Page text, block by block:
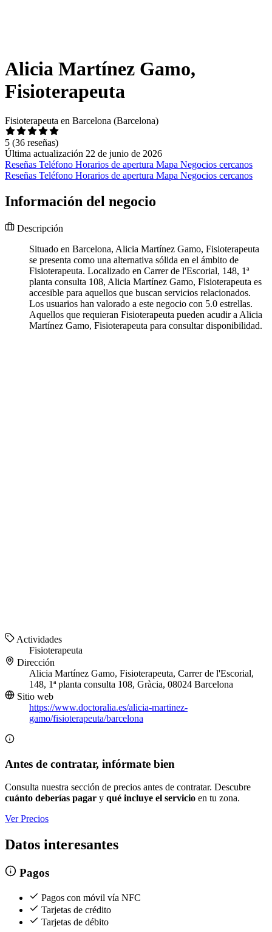
Alicia Martínez Gamo,
Fisioterapeuta
Fisioterapeuta en Barcelona (Barcelona)
5 (36 reseñas)
Última actualización 22 de junio de 2026
Reseñas Teléfono Horarios de apertura Mapa Negocios cercanos
Reseñas Teléfono Horarios de apertura Mapa Negocios cercanos
Información del negocio
Descripción
Situado en Barcelona, Alicia Martínez Gamo, Fisioterapeuta
se presenta como una alternativa sólida en el ámbito de
Fisioterapeuta. Localizado en Carrer de l'Escorial, 148, 1ª
planta consulta 108, Alicia Martínez Gamo, Fisioterapeuta es
accesible para aquellos que buscan servicios relacionados.
Los usuarios han valorado a este negocio con 5.0 estrellas.
Aquellos que requieran Fisioterapeuta pueden acudir a Alicia
Martínez Gamo, Fisioterapeuta para consultar disponibilidad.
Actividades
Fisioterapeuta
Dirección
Alicia Martínez Gamo, Fisioterapeuta, Carrer de l'Escorial,
148, 1ª planta consulta 108, Gràcia, 08024 Barcelona
Sitio web
https://www.doctoralia.es/alicia-martinez-
gamo/fisioterapeuta/barcelona
Antes de contratar, infórmate bien
Consulta nuestra sección de precios antes de contratar. Descubre
cuánto deberías pagar y qué incluye el servicio en tu zona.
Ver Precios
Datos interesantes
Pagos
Pagos con móvil vía NFC
Tarjetas de crédito
Tarjetas de débito